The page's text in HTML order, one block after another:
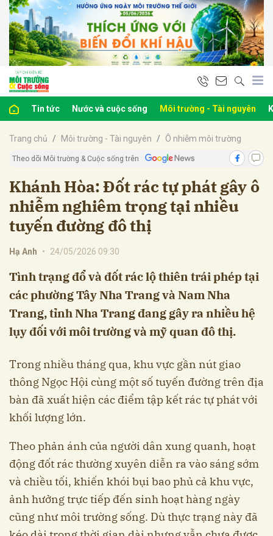
Tin tức Nước và cuộc sống Môi trường - Tài nguyên
Trang chủ Môi trường - Tài nguyên Ô nhiễm môi trường
Theo dõi Môi trường & Cuộc sống trên
Khánh Hòa: Đốt rác tự phát gây ô
nhiễm nghiêm trọng tại nhiều
tuyến đường đô thị
Hạ Anh • 24/05/2026 09:30
Tình trạng đổ và đốt rác lộ thiên trái phép tại
các phường Tây Nha Trang và Nam Nha
Trang, tỉnh Nha Trang đang gây ra nhiều hệ
lụy đối với môi trường và mỹ quan đô thị.
Trong nhiều tháng qua, khu vực gần nút giao
thông Ngọc Hội cùng một số tuyến đường trên địa
bàn đã xuất hiện các điểm tập kết rác tự phát với
khối lượng lớn.
Theo phản ánh của người dân xung quanh, hoạt
động đốt rác thường xuyên diễn ra vào sáng sớm
và chiều tối, khiến khói bụi bao phủ cả khu vực,
ảnh hưởng trực tiếp đến sinh hoạt hàng ngày
cũng như môi trường sống. Dù thực trạng này đã
luận
Hủy